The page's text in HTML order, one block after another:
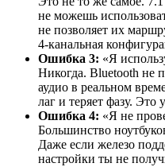
не можешь
не позволяет их
4-канальная
Ошибка 3: «Я
Никогда. Bluetooth не
аудио в реальном
лаг и теряет фазу.
Ошибка 4: «Я не
Большинство
Даже если железо
настройки ты не